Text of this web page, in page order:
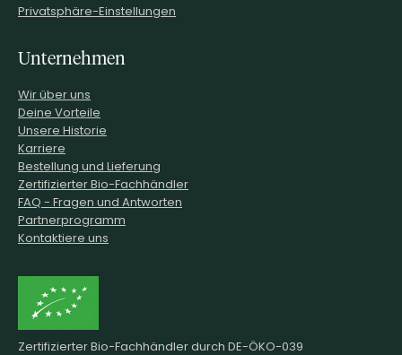
Privatsphäre-Einstellungen
Unternehmen
Wir über uns
Deine Vorteile
Unsere Historie
Karriere
Bestellung und Lieferung
Zertifizierter Bio-Fachhändler
FAQ - Fragen und Antworten
Partnerprogramm
Kontaktiere uns
Zertifizierter Bio-Fachhändler durch DE-ÖKO-039